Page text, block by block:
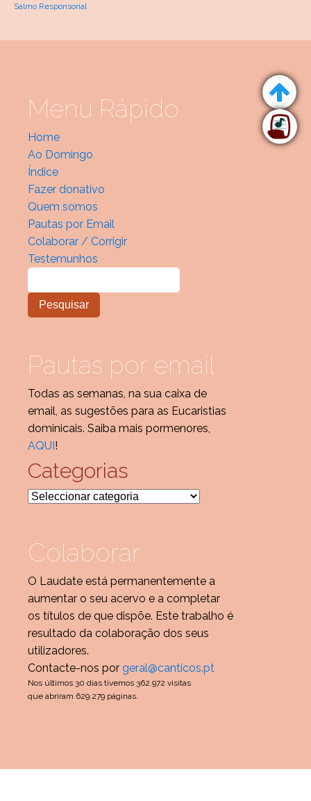
Salmo Responsorial
Menu Rápido
Home
Ao Domingo
Índice
Fazer donativo
Quem somos
Pautas por Email
Colaborar / Corrigir
Testemunhos
Pautas por email
Todas as semanas, na sua caixa de
email, as sugestões para as Eucaristias
dominicais. Saiba mais pormenores,
AQUI !
Categorias
Categorias
Colaborar
O Laudate está permanentemente a
aumentar o seu acervo e a completar
os títulos de que dispõe. Este trabalho é
resultado da colaboração dos seus
utilizadores.
Contacte-nos por geral@canticos.pt
Nos últimos 30 dias tivemos 362.972 visitas
que abriram 629.279 páginas.